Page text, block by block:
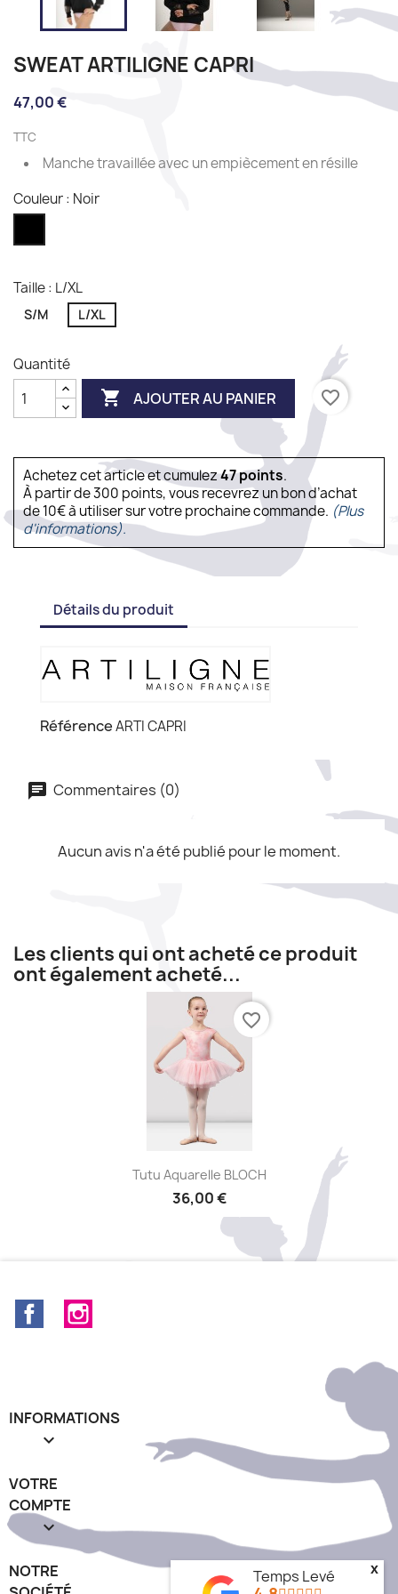
SWEAT ARTILIGNE CAPRI
47,00 €
TTC
Manche travaillée avec un empiècement en résille
Couleur : Noir
Taille : L/XL
S/M L/XL
Quantité
 AJOUTER AU PANIER favorite_border
Achetez cet article et cumulez47points.
À partir de 300 points, vous recevrez un bon d’achat
de 10€ à utiliser sur votre prochaine commande. (Plus
d'informations).
Détails du produit
RéférenceARTI CAPRI
Commentaires (0)
Aucun avis n'a été publié pour le moment.
Les clients qui ont acheté ce produit
ont également acheté...
Aperçu rapide
Tutu Aquarelle BLOCH
36,00 €
favorite_border
Facebook
INFORMATIONS

VOTRE
COMPTE

NOTRE
Temps Levé x